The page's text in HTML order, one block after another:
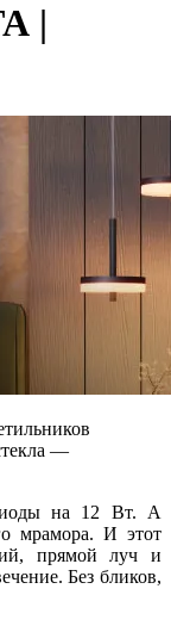
|
—
на 12 Вт. А
мрамора. И этот
прямой луч и
Без бликов,